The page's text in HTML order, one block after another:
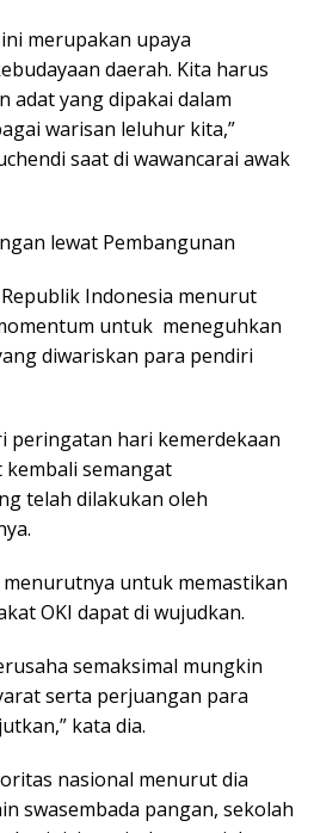
merupakan upaya
daerah. Kita harus
adat yang dipakai dalam
warisan leluhur kita,”
saat di wawancarai awak
lewat Pembangunan
Indonesia menurut
untuk meneguhkan
diwariskan para pendiri
peringatan hari kemerdekaan
semangat
telah dilakukan oleh
untuk memastikan
OKI dapat di wujudkan.
semaksimal mungkin
serta perjuangan para
kata dia.
nasional menurut dia
swasembada pangan, sekolah